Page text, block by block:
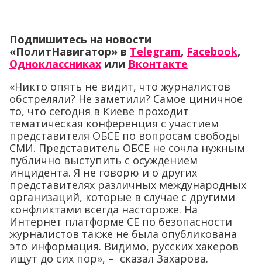
Подпишитесь на новости
«ПолитНавигатор» в Telegram, Facebook,
Одноклассниках или Вконтакте
«Никто опять не видит, что журналистов
обстреляли? Не заметили? Самое циничное
то, что сегодня в Киеве проходит
тематическая конференция с участием
представителя ОБСЕ по вопросам свободы
СМИ. Представитель ОБСЕ не сочла нужным
публично выступить с осуждением
инцидента. Я не говорю и о других
представителях различных международных
организаций, которые в случае с другими
конфликтами всегда настороже. На
Интернет платформе СЕ по безопасности
журналистов также не была опубликована
это информация. Видимо, русских хакеров
ищут до сих пор», – сказал Захарова.